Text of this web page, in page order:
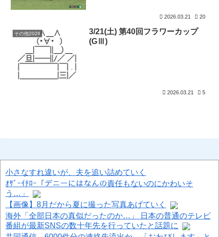
2026.03.21 20
その他2026
3/21(土) 第40回フラワーカップ
(GⅢ)
2026.03.21 5
小さなすれ違いが、夫を追い詰めていく
ｵｻﾞｰｲﾁﾛｰ「デニーにはなんの責任もないのにかわいそ
う…」
【画像】8月だから夏に撮った写真あげていく
海外「全部日本の真似だったのか…」 日本の普通のテレビ
番組が最新SNSの数十年先を行っていたと話題に